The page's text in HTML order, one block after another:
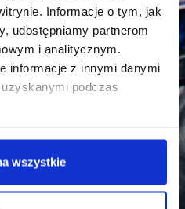
Informacje o tym, jak
udostępniamy partnerom
i analitycznym.
informacje z innymi danymi
podczas
wszystkie
-